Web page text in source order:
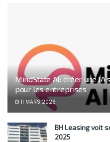
MindState AI: créer une IA
pour les entreprises
11 MARS 2026
BH Leasing voit
2025